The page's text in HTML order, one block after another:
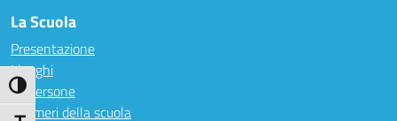
Attiva/disattiva alto contrasto
La Scuola
Presentazione
I luoghi
Le persone
I numeri della scuola